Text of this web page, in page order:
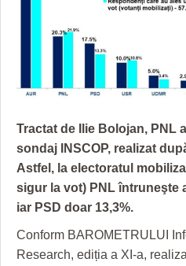
JURNAL DE CAMPANIE
ZÂMBETE AMARE
GRĂDINA TAICII DOMNULUI
ZIARISTU’ DE TERASĂ
CU OIŞTEA-N KIERKEGAARD
PE SURSE
ULTRAMARIN VA
CULTURA
CRONICĂ DE FILM
UNDE MERGEM
FILME DOCUMENTARE
JOCURI ONLINE
AFACERI
MAI MULTE
ACCIDENTE
ANUNŢURI
INFO SI UTILE
INVATAMANT
Tractat de Ilie Bolojan, PNL
sondaj INSCOP, realizat
Astfel, la electoratul
sigur la vot) PNL întruneşte
iar PSD doar 13,3%.
Conform BAROMETRULUI
Research, ediția a XI-a,